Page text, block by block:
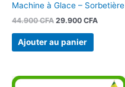
Machine à Glace – Sorbetière
44.900CFA 29.900 CFA
Ajouter au panier